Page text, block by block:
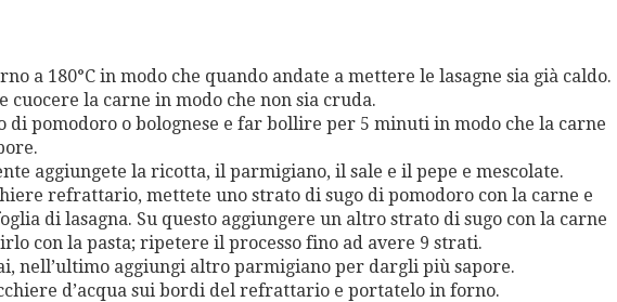
a 180°C in modo che quando andate a mettere le lasagne sia già caldo.
cuocere la carne in modo che non sia cruda.
di pomodoro o bolognese e far bollire per 5 minuti in modo che la carne
aggiungete la ricotta, il parmigiano, il sale e il pepe e mescolate.
refrattario, mettete uno strato di sugo di pomodoro con la carne e
di lasagna. Su questo aggiungere un altro strato di sugo con la carne
con la pasta; ripetere il processo fino ad avere 9 strati.
nell’ultimo aggiungi altro parmigiano per dargli più sapore.
d’acqua sui bordi del refrattario e portatelo in forno.